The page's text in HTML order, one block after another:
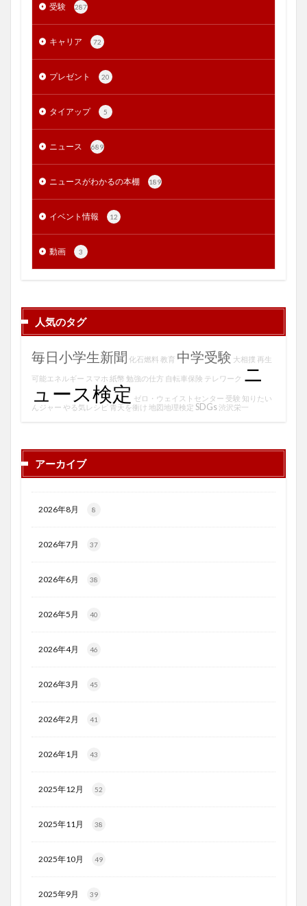
受験 287
キャリア 72
プレゼント 20
タイアップ 5
ニュース 689
ニュースがわかるの本棚 189
イベント情報 12
動画 3
人気のタグ
毎日小学生新聞 化石燃料 教育 中学受験 大相撲 再生
可能エネルギー スマホ 紙幣 勉強の仕方 自転車保険 テレワーク ニ
ュース検定 ゼロ・ウェイストセンター 受験 知りたい
んジャー やる気レシピ 青天を衝け 地図地理検定 SDGs 渋沢栄一
アーカイブ
2026年8月 8
2026年7月 37
2026年6月 38
2026年5月 40
2026年4月 46
2026年3月 45
2026年2月 41
2026年1月 43
2025年12月 52
2025年11月 38
2025年10月 49
2025年9月 39